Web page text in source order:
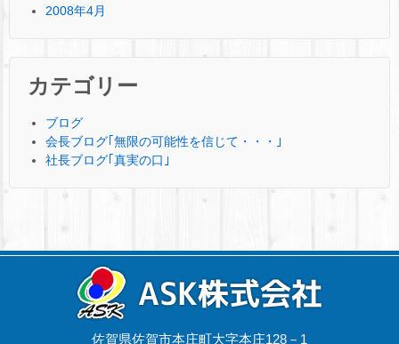
2008年4月
カテゴリー
ブログ
会長ブログ｢無限の可能性を信じて・・・｣
社長ブログ｢真実の口｣
佐賀県佐賀市本庄町大字本庄128－1